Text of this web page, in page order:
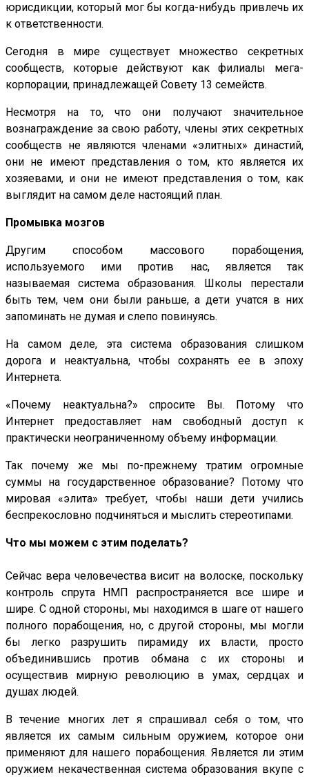
юрисдикции, который мог бы когда-нибудь привлечь их
к ответственности.
Сегодня в мире существует множество секретных
сообществ, которые действуют как филиалы мега-
корпорации, принадлежащей Совету 13 семейств.
Несмотря на то, что они получают значительное
вознаграждение за свою работу, члены этих секретных
сообществ не являются членами «элитных» династий,
они не имеют представления о том, кто является их
хозяевами, и они не имеют представления о том, как
выглядит на самом деле настоящий план.
Промывка мозгов
Другим способом массового порабощения,
используемого ими против нас, является так
называемая система образования. Школы перестали
быть тем, чем они были раньше, а дети учатся в них
запоминать не думая и слепо повинуясь.
На самом деле, эта система образования слишком
дорога и неактуальна, чтобы сохранять ее в эпоху
Интернета.
«Почему неактуальна?» спросите Вы. Потому что
Интернет предоставляет нам свободный доступ к
практически неограниченному объему информации.
Так почему же мы по-прежнему тратим огромные
суммы на государственное образование? Потому что
мировая «элита» требует, чтобы наши дети учились
беспрекословно подчиняться и мыслить стереотипами.
Что мы можем с этим поделать?
Сейчас вера человечества висит на волоске, поскольку
контроль спрута НМП распространяется все шире и
шире. С одной стороны, мы находимся в шаге от нашего
полного порабощения, но, с другой стороны, мы могли
бы легко разрушить пирамиду их власти, просто
объединившись против обмана с их стороны и
осуществив мирную революцию в умах, сердцах и
душах людей.
В течение многих лет я спрашивал себя о том, что
является их самым сильным оружием, которое они
применяют для нашего порабощения. Является ли этим
оружием некачественная система образования вкупе с